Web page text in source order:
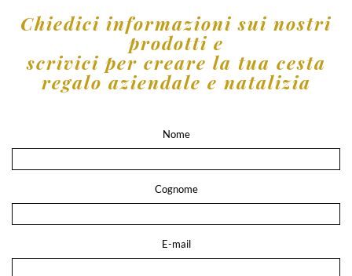
Chiedici informazioni sui nostri
prodotti e
scrivici per creare la tua cesta
regalo aziendale e natalizia
Nome
Cognome
E-mail